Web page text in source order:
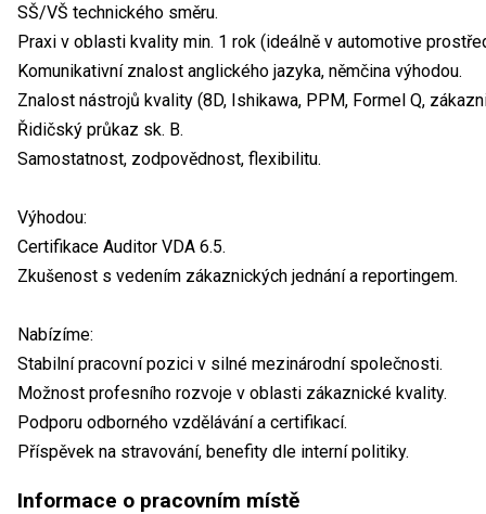
SŠ/VŠ technického směru.
Praxi v oblasti kvality min. 1 rok (ideálně v automotive
Komunikativní znalost anglického jazyka, němčina výhodou.
Znalost nástrojů kvality (8D, Ishikawa, PPM, Formel Q,
Řidičský průkaz sk. B.
Samostatnost, zodpovědnost, flexibilitu.
Výhodou:
Certifikace Auditor VDA 6.5.
Zkušenost s vedením zákaznických jednání a reportingem.
Nabízíme:
Stabilní pracovní pozici v silné mezinárodní společnosti.
Možnost profesního rozvoje v oblasti zákaznické kvality.
Podporu odborného vzdělávání a certifikací.
Příspěvek na stravování, benefity dle interní politiky.
Informace o pracovním místě